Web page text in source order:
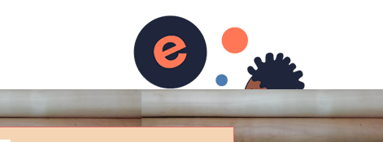
Livre d'or Admin